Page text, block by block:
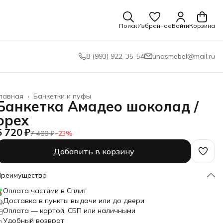
ПоискИзбранноеВойтиКорзина
8 (993) 922-35-54 unasmebel@mail.ru
Банкетки и пуфы
›
Амадео шоколад /
720 ₽7 400 ₽−23%
Добавить в корзину
Оплата частями в Сплит
Доставка в пункты выдачи или до двери
Оплата — картой, СБП или наличными
Удобный возврат